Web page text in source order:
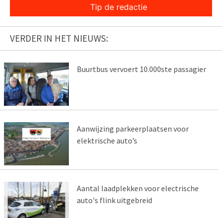
Tip de redactie
VERDER IN HET NIEUWS:
Buurtbus vervoert 10.000ste passagier
Aanwijzing parkeerplaatsen voor
elektrische auto’s
Aantal laadplekken voor electrische
auto's flink uitgebreid